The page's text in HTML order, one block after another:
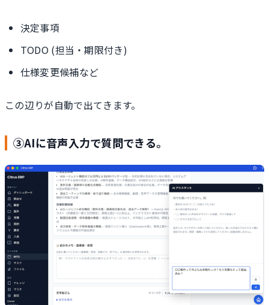
決定事項
TODO (担当・期限付き)
仕様変更候補など
この辺りが自動で出てきます。
③AIに音声入力で質問できる。